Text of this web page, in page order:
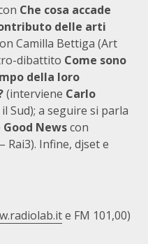
Che cosa accade
delle arti
Camilla Bettiga (Art
dibattito Come sono
della loro
(interviene Carlo
Sud); a seguire si parla
Good Newscon
Rai3). Infine, djset e
e FM 101,00)